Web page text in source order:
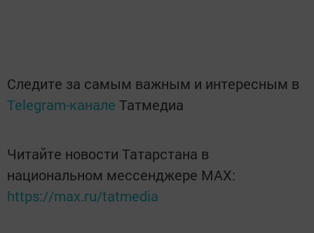
Следите за самым важным и интересным в
Telegram-канале Татмедиа
Читайте новости Татарстана в
национальном мессенджере MАХ:
https://max.ru/tatmedia